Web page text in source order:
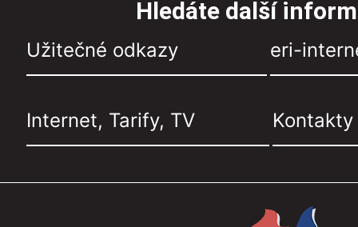
Hledáte další
Užitečné odkazy eri-
Internet, Tarify, TV Kontakty